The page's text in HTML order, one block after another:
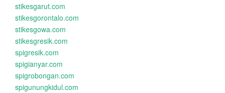
stikesgarut.com
stikesgorontalo.com
stikesgowa.com
stikesgresik.com
spigresik.com
spigianyar.com
spigrobongan.com
spigunungkidul.com